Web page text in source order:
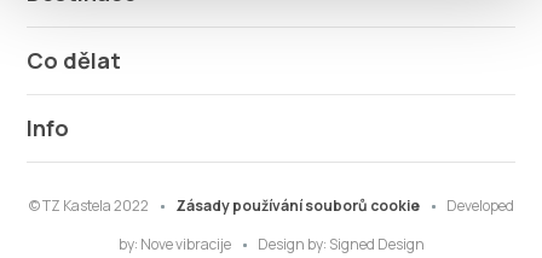
Co dělat
Info
© TZ Kastela 2022 Zásady používání souborů cookie
Developed
by: Nove vibracije Design by: Signed Design